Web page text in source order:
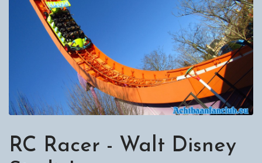
RC Racer - Walt Disney